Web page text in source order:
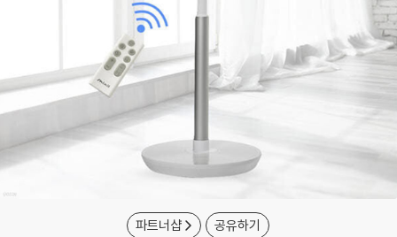
파트너샵 공유하기